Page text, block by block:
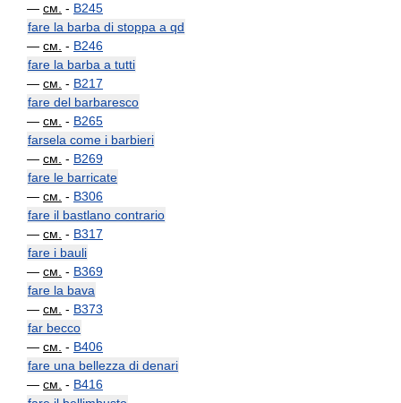
— см. - B245
fare la barba di stoppa a qd
— см. - B246
fare la barba a tutti
— см. - B217
fare del barbaresco
— см. - B265
farsela come i barbieri
— см. - B269
fare le barricate
— см. - B306
fare il bastlano contrario
— см. - B317
fare i bauli
— см. - B369
fare la bava
— см. - B373
far becco
— см. - B406
fare una bellezza di denari
— см. - B416